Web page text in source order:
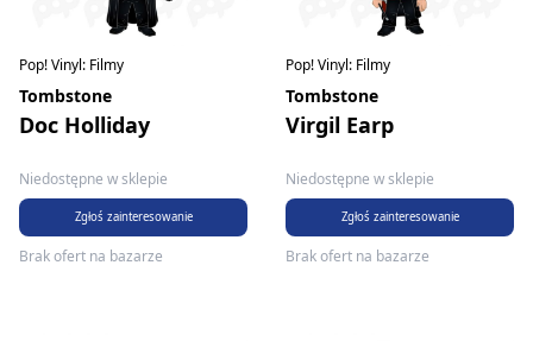
Pop! Vinyl: Filmy
Tombstone
Doc Holliday
Niedostępne w sklepie
Zgłoś zainteresowanie
Brak ofert na bazarze
Pop! Vinyl: Filmy
Tombstone
Virgil Earp
Niedostępne w sklepie
Zgłoś zainteresowanie
Brak ofert na bazarze